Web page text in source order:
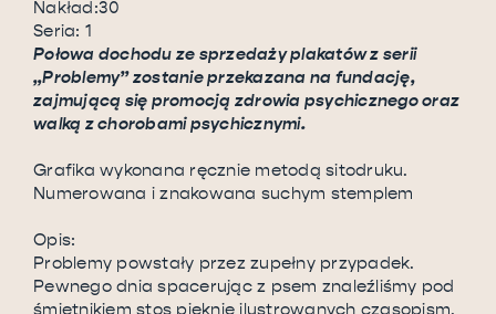
Nakład:30
Seria: 1
Połowa dochodu ze sprzedaży plakatów z serii
„Problemy” zostanie przekazana na fundację,
zajmującą się promocją zdrowia psychicznego oraz
walką z chorobami psychicznymi.
Grafika wykonana ręcznie metodą sitodruku.
Numerowana i znakowana suchym stemplem
Opis:
Problemy powstały przez zupełny przypadek.
Pewnego dnia spacerując z psem znaleźliśmy pod
śmietnikiem stos pięknie ilustrowanych czasopism.